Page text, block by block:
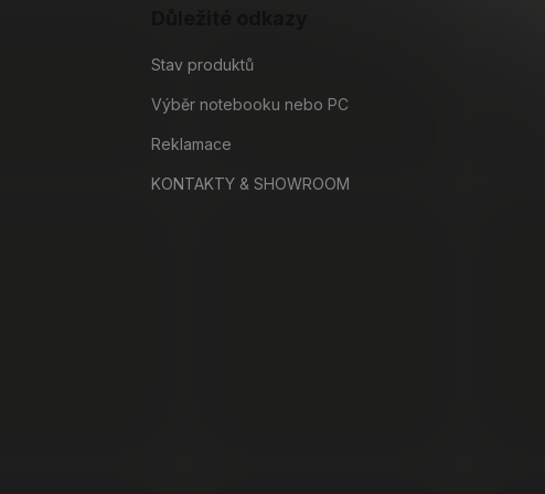
Stav produktů
Výběr notebooku nebo PC
Reklamace
KONTAKTY & SHOWROOM